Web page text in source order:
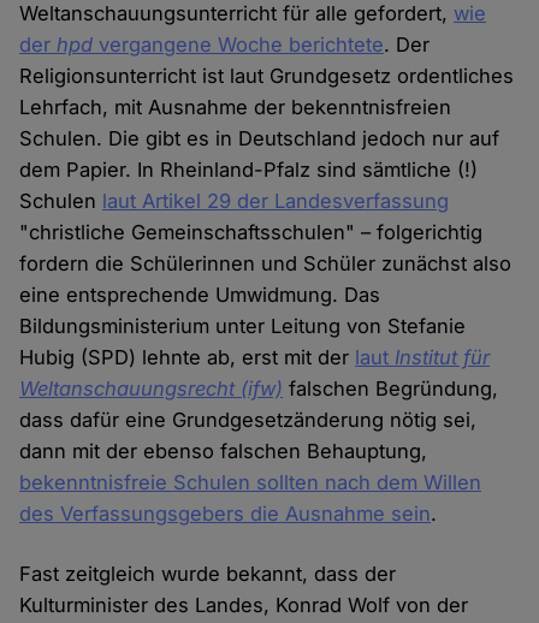
Weltanschauungsunterricht für alle gefordert, wie
derhpd vergangene Woche berichtete. Der
Religionsunterricht ist laut Grundgesetz ordentliches
Lehrfach, mit Ausnahme der bekenntnisfreien
Schulen. Die gibt es in Deutschland jedoch nur auf
dem Papier. In Rheinland-Pfalz sind sämtliche (!)
Schulen laut Artikel 29 der Landesverfassung
"christliche Gemeinschaftsschulen" – folgerichtig
fordern die Schülerinnen und Schüler zunächst also
eine entsprechende Umwidmung. Das
Bildungsministerium unter Leitung von Stefanie
Hubig (SPD) lehnte ab, erst mit der laut Institut für
Weltanschauungsrecht (ifw) falschen Begründung,
dass dafür eine Grundgesetzänderung nötig sei,
dann mit der ebenso falschen Behauptung,
bekenntnisfreie Schulen sollten nach dem Willen
des Verfassungsgebers die Ausnahme sein.
Fast zeitgleich wurde bekannt, dass der
Kulturminister des Landes, Konrad Wolf von der